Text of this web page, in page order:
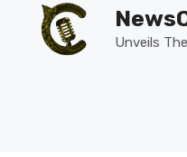
content
Unveils